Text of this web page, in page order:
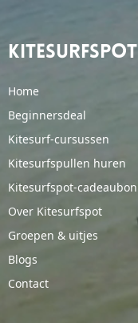
Kitesurfspot
Home
Beginnersdeal
Kitesurf-cursussen
Kitesurfspullen huren
Kitesurfspot-cadeaubon
Over Kitesurfspot
Groepen & uitjes
Blogs
Contact